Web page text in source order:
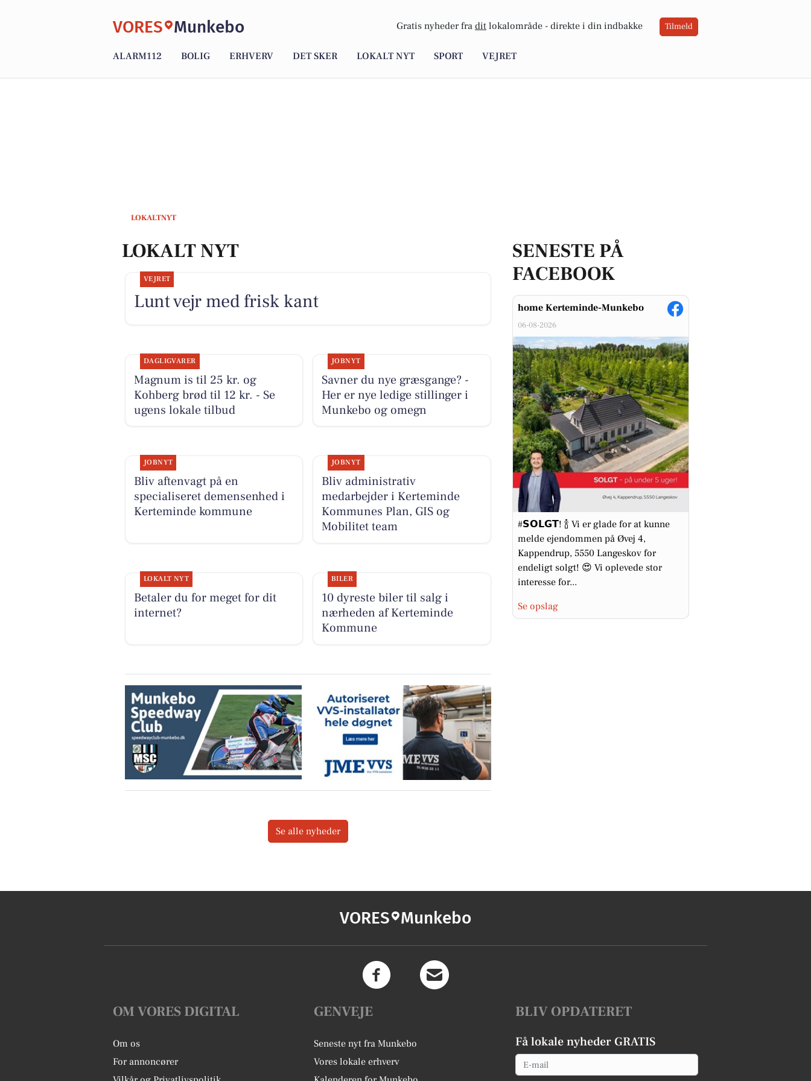
VORES Munkebo Gratis nyheder fra dit lokalområde - direkte i din indbakke Tilmeld
ALARM112 BOLIG ERHVERV DET SKER LOKALT NYT SPORT VEJRET
LOKALTNYT
SENESTE PÅ
FACEBOOK
home Kerteminde-Munkebo
06-08-2026
#𝗦𝗢𝗟𝗚𝗧! 🍾 Vi er glade for at kunne
melde ejendommen på Øvej 4,
Kappendrup, 5550 Langeskov for
endeligt solgt! 😍 Vi oplevede stor
interesse for...
Se opslag
LOKALT NYT
VEJRET
Lunt vejr med frisk kant
DAGLIGVARER
Magnum is til 25 kr. og
Kohberg brød til 12 kr. - Se
ugens lokale tilbud
JOBNYT
Savner du nye græsgange? -
Her er nye ledige stillinger i
Munkebo og omegn
JOBNYT
Bliv aftenvagt på en
specialiseret demensenhed i
Kerteminde kommune
JOBNYT
Bliv administrativ
medarbejder i Kerteminde
Kommunes Plan, GIS og
Mobilitet team
LOKALT NYT
Betaler du for meget for dit
internet?
BILER
10 dyreste biler til salg i
nærheden af Kerteminde
Kommune
Se alle nyheder
VORES Munkebo
OM VORES DIGITAL
Om os
For annoncører
GENVEJE
Seneste nyt fra Munkebo
Vores lokale erhverv
BLIV OPDATERET
Få lokale nyheder GRATIS
Email